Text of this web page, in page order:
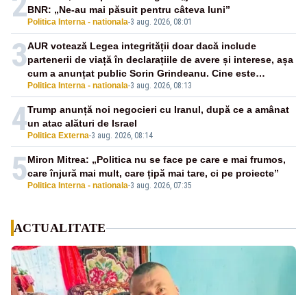
Politica Interna - nationala-3 aug. 2026, 08:01
BNR: „Ne-au mai păsuit pentru câteva luni”
3
Politica Interna - nationala-3 aug. 2026, 08:13
AUR votează Legea integrității doar dacă include
partenerii de viață în declarațiile de avere și interese, așa
cum a anunțat public Sorin Grindeanu. Cine este
incompatibil sau în conflict de interese trebuie să plece
din funcție: fără excepții!
4 Politica Externa-3 aug. 2026, 08:14
Trump anunță noi negocieri cu Iranul, după ce a amânat
un atac alături de Israel
5 Politica Interna - nationala-3 aug. 2026, 07:35
Miron Mitrea: „Politica nu se face pe care e mai frumos,
care înjură mai mult, care țipă mai tare, ci pe proiecte”
ACTUALITATE